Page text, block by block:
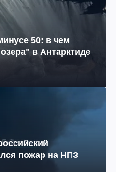
50: в чем
в Антарктиде
пожар на НПЗ